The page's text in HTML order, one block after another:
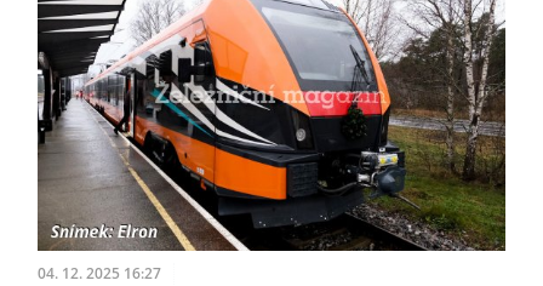
04. 12. 2025 16:27